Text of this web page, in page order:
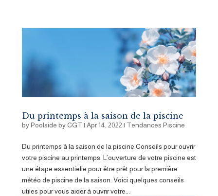
Du printemps à la saison de la piscine
byPoolside by CGT | Apr 14, 2022 | Tendances Piscine
Du printemps à la saison de la piscine Conseils pour ouvrir
votre piscine au printemps. L’ouverture de votre piscine est
une étape essentielle pour être prêt pour la première
météo de piscine de la saison. Voici quelques conseils
utiles pour vous aider à ouvrir votre...